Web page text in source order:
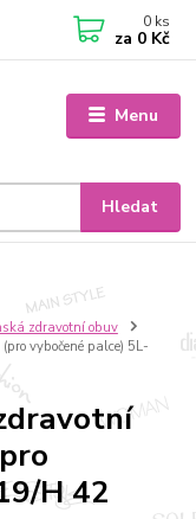
Menu
Hledat
0 ks
za 0 Kč
zdravotní obuv
vybočené palce) 5L-
H 42